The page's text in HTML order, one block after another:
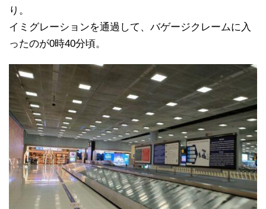
り。
イミグレーションを通過して、バゲージクレームに入
ったのが0時40分頃。